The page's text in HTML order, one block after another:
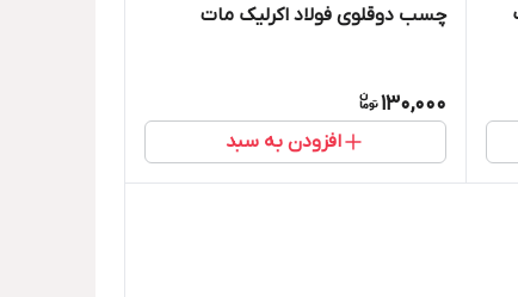
چسب دوقلوی فولاد اکرلیک مات
130,000
افزودن به سبد